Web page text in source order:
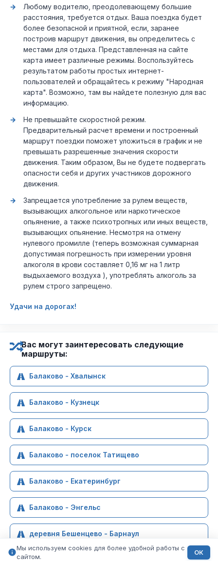
Любому водителю, преодолевающему большие
расстояния, требуется отдых. Ваша поездка будет
более безопасной и приятной, если, заранее
построив маршрут движения, вы определитесь с
местами для отдыха. Представленная на сайте
карта имеет различные режимы. Воспользуйтесь
результатом работы простых интернет-
пользователей и обращайтесь к режиму "Народная
карта". Возможно, там вы найдете полезную для вас
информацию.
Не превышайте скоростной режим.
Предварительный расчет времени и построенный
маршрут поездки поможет уложиться в график и не
превышать разрешенные значения скорости
движения. Таким образом, Вы не будете подвергать
опасности себя и других участников дорожного
движения.
Запрещается употребление за рулем веществ,
вызывающих алкогольное или наркотическое
опьянение, а также психотропных или иных веществ,
вызывающих опьянение. Несмотря на отмену
нулевого промилле (теперь возможная суммарная
допустимая погрешность при измерении уровня
алкоголя в крови составляет 0,16 мг на 1 литр
выдыхаемого воздуха ), употреблять алкоголь за
рулем строго запрещено.
Удачи на дорогах!
Вас могут заинтересовать следующие
маршруты:
Балаково - Хвалынск
Балаково - Кузнецк
Балаково - Курск
Балаково - поселок Татищево
Балаково - Екатеринбург
Балаково - Энгельс
деревня Бешенцево - Барнаул
Мы используем cookies для более удобной работы с
сайтом.
ОК